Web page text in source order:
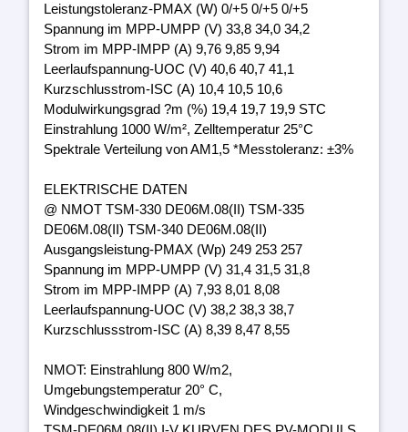
Leistungstoleranz-PMAX (W) 0/+5 0/+5 0/+5
Spannung im MPP-UMPP (V) 33,8 34,0 34,2
Strom im MPP-IMPP (A) 9,76 9,85 9,94
Leerlaufspannung-UOC (V) 40,6 40,7 41,1
Kurzschlusstrom-ISC (A) 10,4 10,5 10,6
Modulwirkungsgrad ?m (%) 19,4 19,7 19,9 STC
Einstrahlung 1000 W/m², Zelltemperatur 25°C
Spektrale Verteilung von AM1,5 *Messtoleranz: ±3%
ELEKTRISCHE DATEN
@ NMOT TSM-330 DE06M.08(II) TSM-335
DE06M.08(II) TSM-340 DE06M.08(II)
Ausgangsleistung-PMAX (Wp) 249 253 257
Spannung im MPP-UMPP (V) 31,4 31,5 31,8
Strom im MPP-IMPP (A) 7,93 8,01 8,08
Leerlaufspannung-UOC (V) 38,2 38,3 38,7
Kurzschlussstrom-ISC (A) 8,39 8,47 8,55
NMOT: Einstrahlung 800 W/m2,
Umgebungstemperatur 20° C,
Windgeschwindigkeit 1 m/s